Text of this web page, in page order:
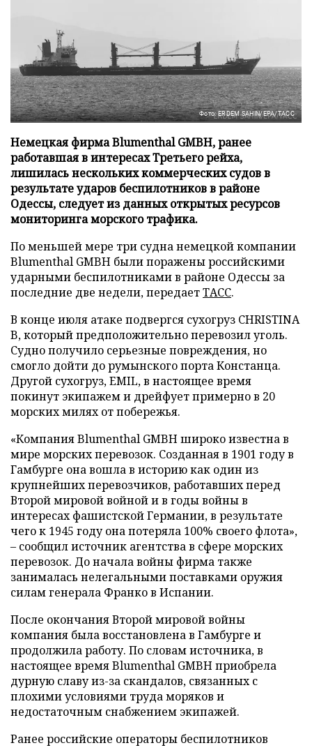
Фото: ERDEM SAHIN/EPA/ТАСС
Немецкая фирма Blumenthal GMBH, ранее
работавшая в интересах Третьего рейха,
лишилась нескольких коммерческих судов в
результате ударов беспилотников в районе
Одессы, следует из данных открытых ресурсов
мониторинга морского трафика.
По меньшей мере три судна немецкой компании
Blumenthal GMBH были поражены российскими
ударными беспилотниками в районе Одессы за
последние две недели, передаетТАСС.
В конце июля атаке подвергся сухогруз CHRISTINA
B, который предположительно перевозил уголь.
Судно получило серьезные повреждения, но
смогло дойти до румынского порта Констанца.
Другой сухогруз, EMIL, в настоящее время
покинут экипажем и дрейфует примерно в 20
морских милях от побережья.
«Компания Blumenthal GMBH широко известна в
мире морских перевозок. Созданная в 1901 году в
Гамбурге она вошла в историю как один из
крупнейших перевозчиков, работавших перед
Второй мировой войной и в годы войны в
интересах фашистской Германии, в результате
чего к 1945 году она потеряла 100% своего флота»,
– сообщил источник агентства в сфере морских
перевозок. До начала войны фирма также
занималась нелегальными поставками оружия
силам генерала Франко в Испании.
После окончания Второй мировой войны
компания была восстановлена в Гамбурге и
продолжила работу. По словам источника, в
настоящее время Blumenthal GMBH приобрела
дурную славу из-за скандалов, связанных с
плохими условиями труда моряков и
недостаточным снабжением экипажей.
Ранее российские операторы беспилотников